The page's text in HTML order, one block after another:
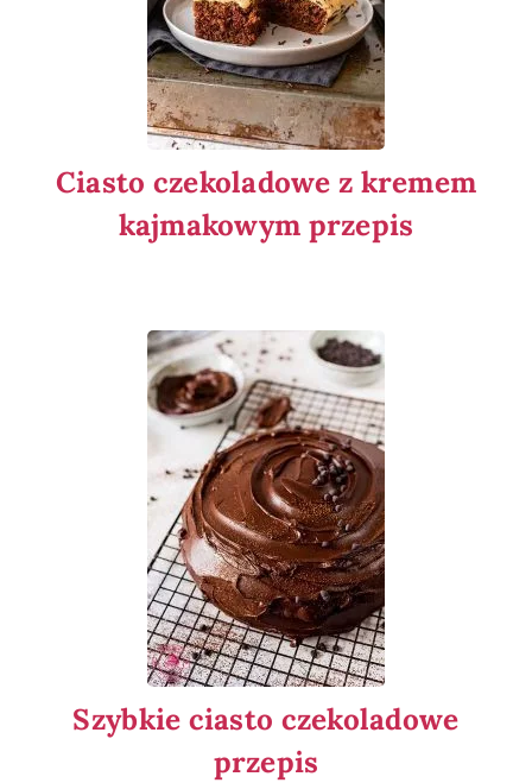
Ciasto czekoladowe z kremem
kajmakowym przepis
Szybkie ciasto czekoladowe
przepis